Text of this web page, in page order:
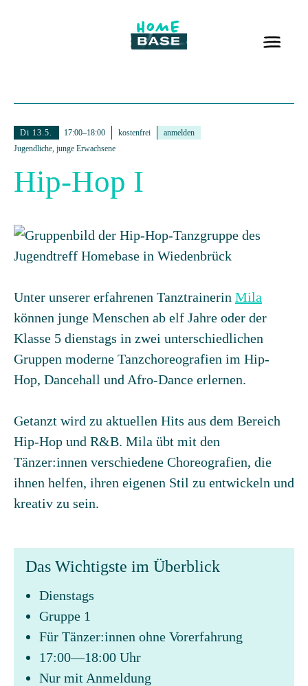
Di 13.5. 17:00–18:00 kostenfrei
anmelden
Jugendliche, junge Erwachsene
Hip-Hop I
Unter unserer erfahrenen Tanztrainerin Mila
können junge Menschen ab elf Jahre oder der
Klasse 5 dienstags in zwei unterschiedlichen
Gruppen moderne Tanzchoreografien im Hip-
Hop, Dancehall und Afro-Dance erlernen.
Getanzt wird zu aktuellen Hits aus dem Bereich
Hip-Hop und R&B. Mila übt mit den
Tänzer:innen verschiedene Choreografien, die
ihnen helfen, ihren eigenen Stil zu entwickeln und
kreativ zu sein.
Das Wichtigste im Überblick
Dienstags
Gruppe 1
Für Tänzer:innen ohne Vorerfahrung
17:00—18:00 Uhr
Nur mit Anmeldung